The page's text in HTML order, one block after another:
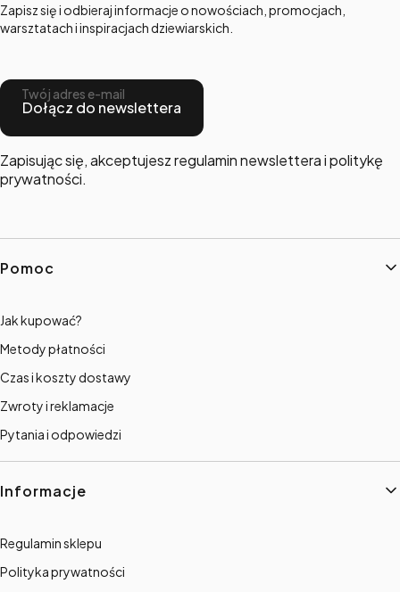
Zapisz się i odbieraj informacje o nowościach, promocjach,
warsztatach i inspiracjach dziewiarskich.
Twój adres e-mail
Dołącz do newslettera
Zapisując się, akceptujesz regulamin newslettera i politykę
prywatności.
Linki w stopce
Pomoc
Jak kupować?
Metody płatności
Czas i koszty dostawy
Zwroty i reklamacje
Pytania i odpowiedzi
Informacje
Regulamin sklepu
Polityka prywatności